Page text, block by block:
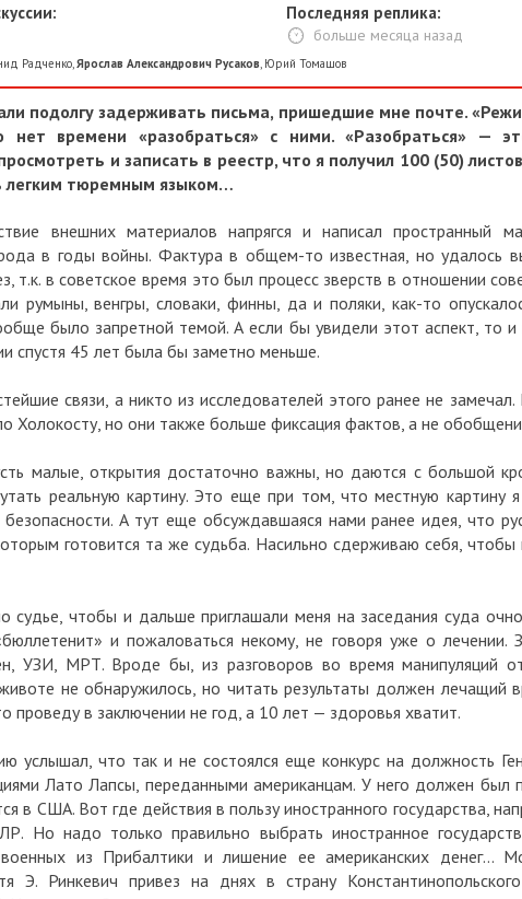
Последняя реплика:
больше месяца назад
Радченко,Ярослав Александрович Русаков, Юрий Томашов
подолгу задерживать письма, пришедшие мне почте.
нет времени «разобраться» с ними. «Разобраться» —
и записать в реестр, что я получил 100 (50)
легким тюремным языком…
внешних материалов напрягся и написал пространный
в годы войны. Фактура в общем-то известная, но удалось
т.к. в советское время это был процесс зверств в отношении
румыны, венгры, словаки, финны, да и поляки, как-то
было запретной темой. А если бы увидели этот аспект, то и
спустя 45 лет была бы заметно меньше.
связи, а никто из исследователей этого ранее не
Холокосту, но они также больше фиксация фактов, а не
малые, открытия достаточно важны, но даются с большой
реальную картину. Это еще при том, что местную картину
А тут еще обсуждавшаяся нами ранее идея, что
готовится та же судьба. Насильно сдерживаю себя, чтобы
судье, чтобы и дальше приглашали меня на заседания суда
и пожаловаться некому, не говоря уже о лечении.
УЗИ, МРТ. Вроде бы, из разговоров во время манипуляций
не обнаружилось, но читать результаты должен лечащий
проведу в заключении не год, а 10 лет — здоровья хватит.
услышал, что так и не состоялся еще конкурс на должность
Лато Лапсы, переданными американцам. У него должен был
в США. Вот где действия в пользу иностранного государства,
ЛР. Но надо только правильно выбрать иностранное
военных из Прибалтики и лишение ее американских денег…
Э. Ринкевич привез на днях в страну